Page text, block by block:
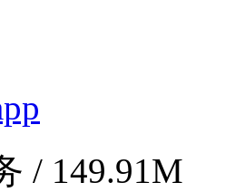
/ 149.91M